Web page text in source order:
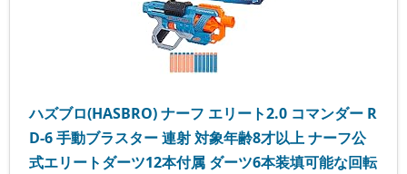
ハズブロ(HASBRO) ナーフ エリート2.0 コマンダー R
D-6 手動ブラスター 連射 対象年齢8才以上 ナーフ公
式エリートダーツ12本付属 ダーツ6本装填可能な回転